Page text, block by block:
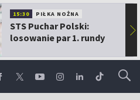
15:30 PIŁKA NOŻNA
STS Puchar Polski:
losowanie par 1. rundy
▶